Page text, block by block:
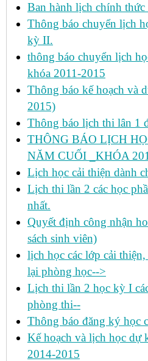
Ban hành lịch chính
Thông báo chuyển lịch
kỳ II.
thông báo chuyển lịch
khóa 2011-2015
Thông báo kế hoạch và
2015)
Thông báo lịch thi lân 1
THÔNG BÁO LỊCH
NĂM CUỐI _KHÓA
Lịch học cải thiện dành
Lịch thi lần 2 các học
nhất.
Quyết định công nhận
sách sinh viên)
lịch học các lớp cải
lại phòng học-->
Lịch thi lần 2 học kỳ I
phòng thi--
Thông báo đăng ký học
Kế hoạch và lịch học dự
2014-2015